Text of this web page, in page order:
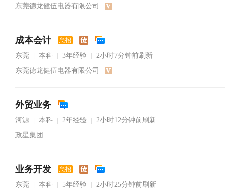
东莞德龙健伍电器有限公司
成本会计 急招
东莞 本科 3年经验
2小时7分钟前刷新
东莞德龙健伍电器有限公司
外贸业务
河源 本科 2年经验
2小时12分钟前刷新
政星集团
业务开发 急招
东莞 本科 5年经验
2小时25分钟前刷新